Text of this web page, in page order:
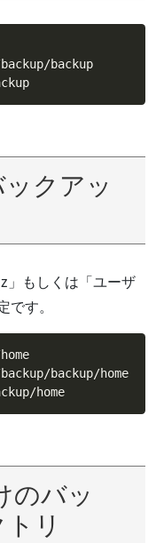
クアッ
」もしくは「ユーザ
す。
home
のバッ
リ